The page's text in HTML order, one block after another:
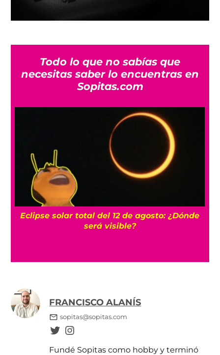
Todo lo que no sabías que
necesitas saber lo encuentras en
Sopitas.com
Eclipse solar total del 12 de agosto: ¿Dónde
será visible?
FRANCISCO ALANÍS
sopitas@sopitas.com
Fundé Sopitas como hobby y terminó